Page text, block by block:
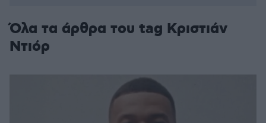
Όλα τα άρθρα του tag Κριστιάν
Ντιόρ